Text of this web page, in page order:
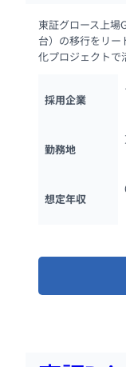
東証グロース上場
台）の移行をリー
化プロジェクトで
採用企業
勤務地
想定年収